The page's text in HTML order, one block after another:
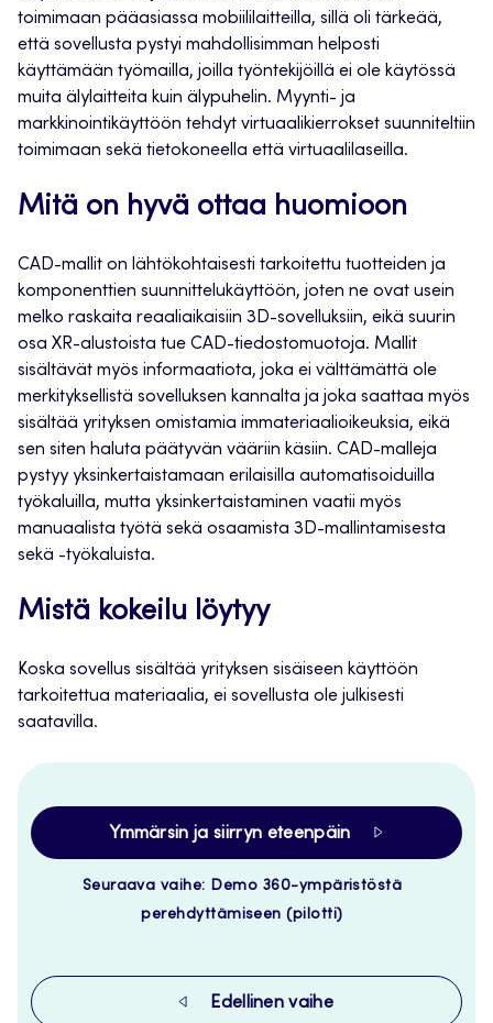
toimimaan pääasiassa mobiililaitteilla, sillä oli tärkeää,
että sovellusta pystyi mahdollisimman helposti
käyttämään työmailla, joilla työntekijöillä ei ole käytössä
muita älylaitteita kuin älypuhelin. Myynti- ja
markkinointikäyttöön tehdyt virtuaalikierrokset suunniteltiin
toimimaan sekä tietokoneella että virtuaalilaseilla.
Mitä on hyvä ottaa huomioon
CAD-mallit on lähtökohtaisesti tarkoitettu tuotteiden ja
komponenttien suunnittelukäyttöön, joten ne ovat usein
melko raskaita reaaliaikaisiin 3D-sovelluksiin, eikä suurin
osa XR-alustoista tue CAD-tiedostomuotoja. Mallit
sisältävät myös informaatiota, joka ei välttämättä ole
merkityksellistä sovelluksen kannalta ja joka saattaa myös
sisältää yrityksen omistamia immateriaalioikeuksia, eikä
sen siten haluta päätyvän vääriin käsiin. CAD-malleja
pystyy yksinkertaistamaan erilaisilla automatisoiduilla
työkaluilla, mutta yksinkertaistaminen vaatii myös
manuaalista työtä sekä osaamista 3D-mallintamisesta
sekä -työkaluista.
Mistä kokeilu löytyy
Koska sovellus sisältää yrityksen sisäiseen käyttöön
tarkoitettua materiaalia, ei sovellusta ole julkisesti
saatavilla.
Ymmärsin ja siirryn eteenpäin
Seuraava vaihe: Demo 360-ympäristöstä
perehdyttämiseen (pilotti)
Edellinen vaihe